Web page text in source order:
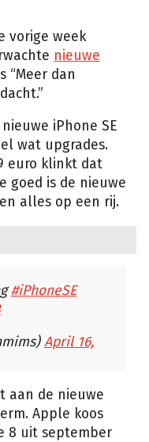
vorige week
nieuwe
“Meer dan
iPhone SE
wat upgrades.
euro klinkt dat
goed is de nieuwe
alles op een rij.
#iPhoneSE
April 16,
aan de nieuwe
Apple koos
8 uit september